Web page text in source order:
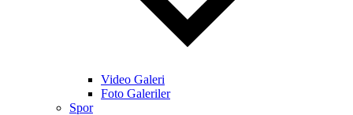
Video Galeri
Foto Galeriler
Spor